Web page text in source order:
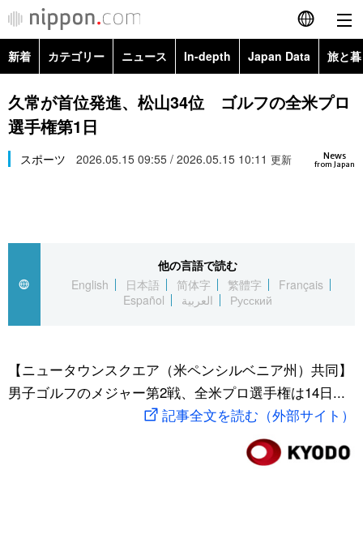
English
简体字
Русский
カテゴリー
経済・ビジネス
国際
文化
トップ
アーカイブ
In-depth
Japan Data
動画/Live
新着 カテゴリー ニュース In-depth Japan Data 旅と
政治・外交
経済・ビジネス
スポーツ・東京2020
Topics
久常が首位発進、松山34位 ゴルフの全米プロ
選手権第1日
News
from Japan
スポーツ 2026.05.15 09:55 / 2026.05.15 10:11 更新
他の言語で読む
English
日本語 简体字 繁體字
Français
Español
العربية Русский
【ニュータウンスクエア（米ペンシルベニア州）共同】
男子ゴルフのメジャー第2戦、全米プロ選手権は14日...
記事全文を読む（外部サイト）